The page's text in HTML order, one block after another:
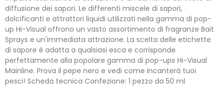
diffusione dei sapori. Le differenti miscele di sapori,
dolcificanti e attrattori liquidi utilizzati nella gamma di pop-
up Hi-Visual offrono un vasto assortimento di fragranze Bait
Sprays e un'immediata attrazione. La scelta delle etichette
di sapore è adatta a qualsiasi esca e corrisponde
perfettamente alla popolare gamma di pop-ups Hi-Visual
Mainline. Prova il pepe nero e vedi come incanterà tuoi
pesci! Scheda tecnica Confezione: 1 pezzo da 50 ml